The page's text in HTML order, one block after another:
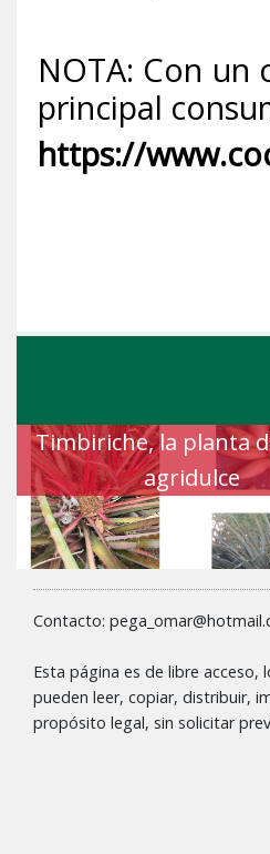
NOTA: Con
principal
https://
Timbiriche, la planta
agridulce
Contacto:
Esta página es de libre
pueden leer, copiar, distribuir,
propósito legal, sin solicitar